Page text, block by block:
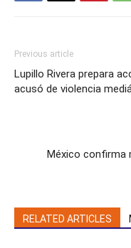
Previous article
Lupillo Rivera prepara
acusó de violencia
México confirma
RELATED ARTICLES